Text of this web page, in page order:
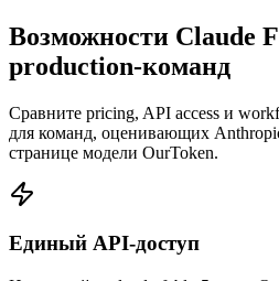
Возможности Claude
production-команд
Сравните pricing, API access и
для команд, оценивающих
странице модели OurToken.
Единый API-доступ